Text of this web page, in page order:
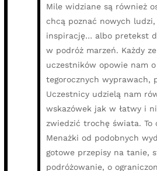
Mile widziane są również
chcą poznać nowych ludzi,
inspirację… albo pretekst
w podróż marzeń. Każdy ze
uczestników opowie nam
tegorocznych wyprawach,
Uczestnicy udzielą nam
wskazówek jak w łatwy i
zwiedzić trochę świata. To
Menażki od podobnych
gotowe przepisy na tanie,
podróżowanie, o